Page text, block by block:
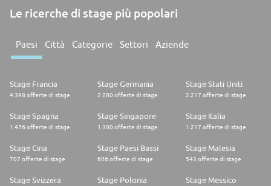
Le ricerche di stage più popolari
Paesi Città Categorie Settori Aziende
Stage Francia
4.398 offerte di stage
Stage Germania
2.280 offerte di stage
Stage Stati Uniti
2.217 offerte di stage
Stage Spagna
1.476 offerte di stage
Stage Singapore
1.300 offerte di stage
Stage Italia
1.217 offerte di stage
Stage Cina
707 offerte di stage
Stage Paesi Bassi
606 offerte di stage
Stage Malesia
543 offerte di stage
Stage Svizzera Stage Polonia Stage Messico